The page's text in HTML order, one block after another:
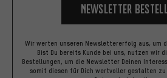
Newsletter
Wir werten unseren Newslettererfolg aus, um
Bist Du bereits Kunde bei uns, nutzen wir
Bestellungen, um die Newsletter Deinen
somit diesen für Dich wertvoller gestalten zu